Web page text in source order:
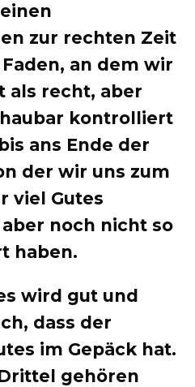
zur rechten Zeit
an dem wir
als recht, aber
kontrolliert
ans Ende der
der wir uns zum
viel Gutes
noch nicht so
haben.
wird gut und
dass der
im Gepäck hat.
gehören